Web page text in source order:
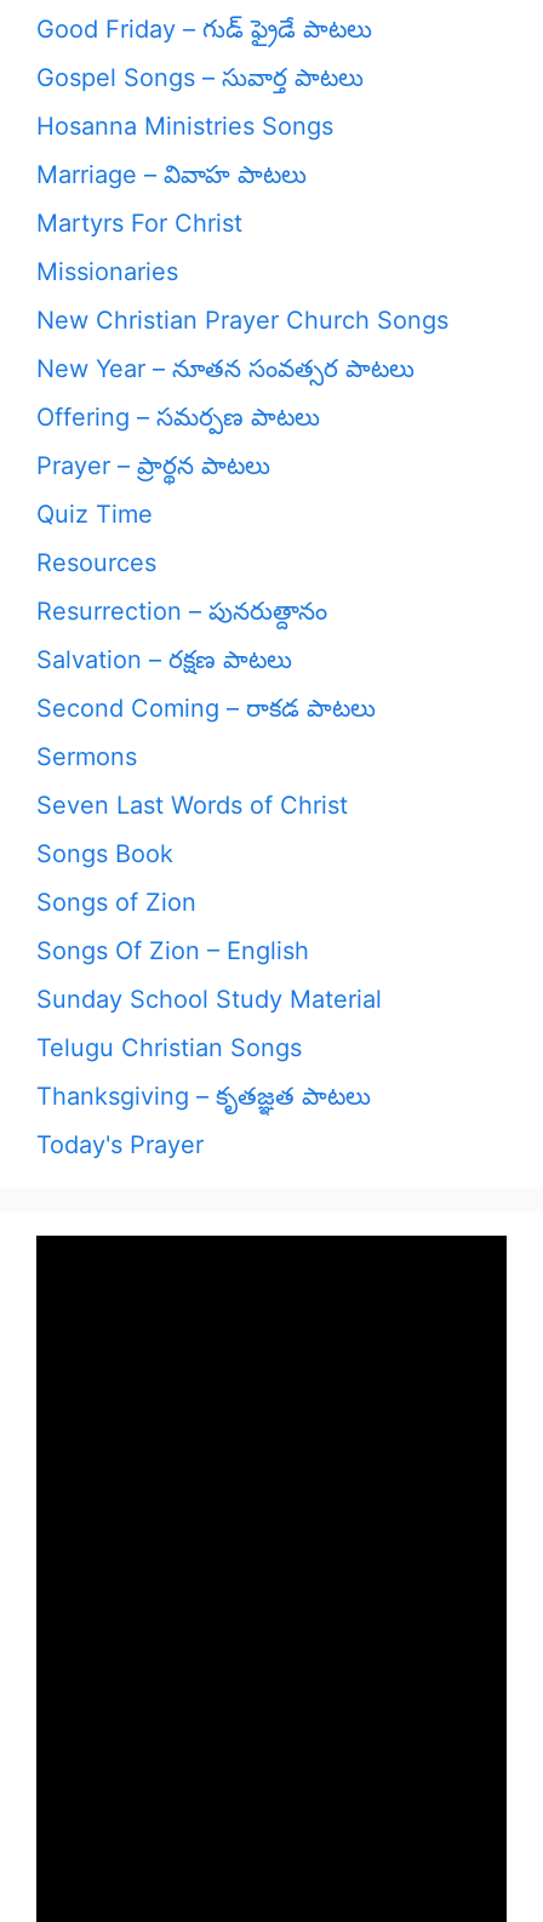
Good Friday – గుడ్ ఫ్రైడే పాటలు
Gospel Songs – సువార్త పాటలు
Hosanna Ministries Songs
Marriage – వివాహ పాటలు
Martyrs For Christ
Missionaries
New Christian Prayer Church Songs
New Year – నూతన సంవత్సర పాటలు
Offering – సమర్పణ పాటలు
Prayer – ప్రార్థన పాటలు
Quiz Time
Resources
Resurrection – పునరుత్దానం
Salvation – రక్షణ పాటలు
Second Coming – రాకడ పాటలు
Sermons
Seven Last Words of Christ
Songs Book
Songs of Zion
Songs Of Zion – English
Sunday School Study Material
Telugu Christian Songs
Thanksgiving – కృతజ్ఞత పాటలు
Today's Prayer